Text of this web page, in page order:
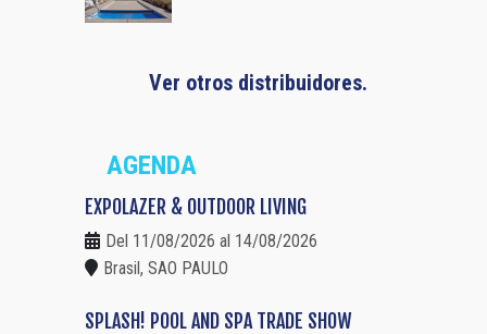
Ver otros distribuidores.
AGENDA
EXPOLAZER & OUTDOOR LIVING
Del 11/08/2026 al 14/08/2026
Brasil, SAO PAULO
SPLASH! POOL AND SPA TRADE SHOW